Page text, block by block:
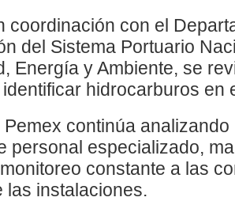
coordinación con el
del Sistema Portuario
Energía y Ambiente, se
hidrocarburos en
Pemex continúa
personal especializado,
constante a las
las instalaciones.